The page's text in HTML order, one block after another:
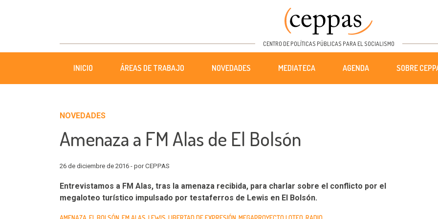
CENTRO DE POLÍTICAS PÚBLICAS PARA EL SOCIALISMO
INICIO ÁREAS DE TRABAJO NOVEDADES MEDIATECA AGENDA SOBRE
NOVEDADES
Amenaza a FM Alas de El Bolsón
26 de diciembre de 2016 - por CEPPAS
Entrevistamos a FM Alas, tras la amenaza recibida, para charlar sobre el conflicto por el
megaloteo turístico impulsado por testaferros de Lewis en El Bolsón.